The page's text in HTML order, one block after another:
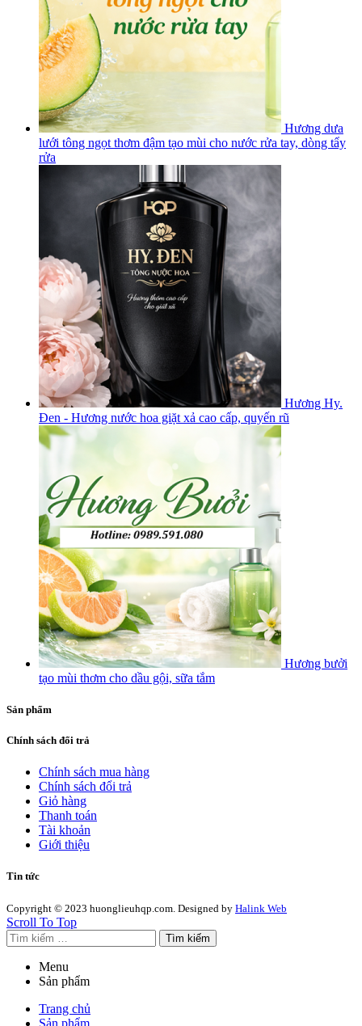
Hương dưa
lưới tông ngọt thơm đậm tạo mùi cho nước rửa tay, dòng tẩy
rửa
Hương Hy.
Đen - Hương nước hoa giặt xả cao cấp, quyến rũ
Hương bưởi
tạo mùi thơm cho dầu gội, sữa tắm
Sản phẩm
Chính sách đổi trả
Chính sách mua hàng
Chính sách đổi trả
Giỏ hàng
Thanh toán
Tài khoản
Giới thiệu
Tin tức
Copyright © 2023 huonglieuhqp.com. Designed by Halink Web
Scroll To Top
Tìm kiếm
Menu
Sản phẩm
Trang chủ